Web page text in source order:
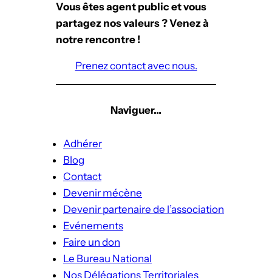
Vous êtes agent public et vous
partagez nos valeurs ? Venez à
notre rencontre !
Prenez contact avec nous.
Naviguer…
Adhérer
Blog
Contact
Devenir mécène
Devenir partenaire de l’association
Evénements
Faire un don
Le Bureau National
Nos Délégations Territoriales